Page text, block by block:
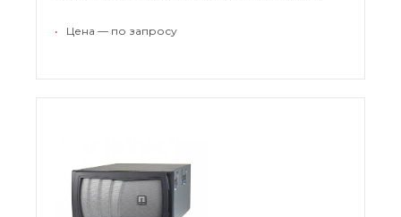
• Цена — по запросу